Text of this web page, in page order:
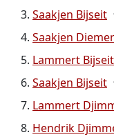
Saakjen Bijseit
Saakjen
Lammert Bijseit
Saakjen Bijseit
Lammert
Hendrik